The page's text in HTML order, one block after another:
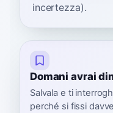
incertezza).
Domani avrai
Salvala e ti
perché si fissi